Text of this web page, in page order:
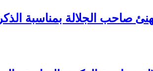
صاحب الجلالة بمناسبة